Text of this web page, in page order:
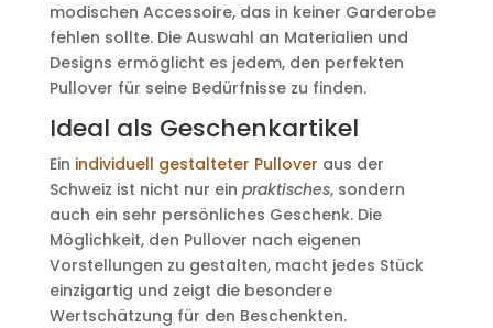
modischen Accessoire, das in keiner Garderobe
fehlen sollte. Die Auswahl an Materialien und
Designs ermöglicht es jedem, den perfekten
Pullover für seine Bedürfnisse zu finden.
Ideal als Geschenkartikel
Ein individuell gestalteter Pullover aus der
Schweiz ist nicht nur ein praktisches, sondern
auch ein sehr persönliches Geschenk. Die
Möglichkeit, den Pullover nach eigenen
Vorstellungen zu gestalten, macht jedes Stück
einzigartig und zeigt die besondere
Wertschätzung für den Beschenkten.